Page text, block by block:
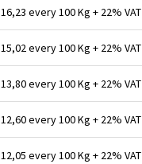
16,23 every 100 Kg + 22% VAT
15,02 every 100 Kg + 22% VAT
13,80 every 100 Kg + 22% VAT
12,60 every 100 Kg + 22% VAT
12,05 every 100 Kg + 22% VAT